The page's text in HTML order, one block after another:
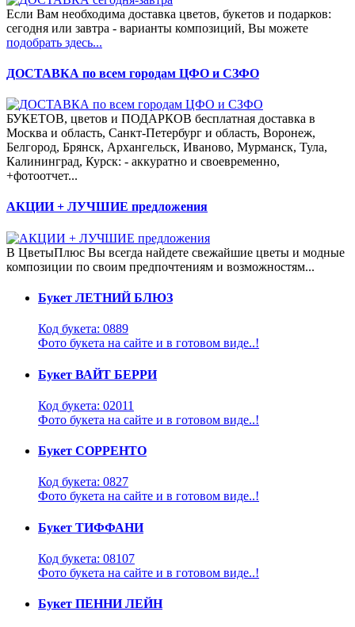
Если Вам необходима доставка цветов, букетов и подарков:
сегодня или завтра - варианты композиций, Вы можете
подобрать здесь...
ДОСТАВКА по всем городам ЦФО и СЗФО
БУКЕТОВ, цветов и ПОДАРКОВ бесплатная доставка в
Москва и область, Санкт-Петербург и область, Воронеж,
Белгород, Брянск, Архангельск, Иваново, Мурманск, Тула,
Калининград, Курск: - аккуратно и своевременно,
+фотоотчет...
АКЦИИ + ЛУЧШИЕ предложения
В ЦветыПлюс Вы всегда найдете свежайшие цветы и модные
композиции по своим предпочтениям и возможностям...
Букет ЛЕТНИЙ БЛЮЗ
Код букета: 0889
Фото букета на сайте и в готовом виде..!
Букет ВАЙТ БЕРРИ
Код букета: 02011
Фото букета на сайте и в готовом виде..!
Букет СОРРЕНТО
Код букета: 0827
Фото букета на сайте и в готовом виде..!
Букет ТИФФАНИ
Код букета: 08107
Фото букета на сайте и в готовом виде..!
Букет ПЕННИ ЛЕЙН